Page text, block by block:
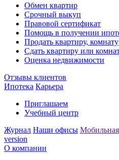
Обмен квартир
Срочный выкуп
Правовой сертификат
Помощь в получении
Продать квартиру, комнату
Сдать квартиру или
Оценка недвижимости
Отзывы клиентов
Ипотека Карьера
Приглашаем
Учебный центр
Журнал Наши офисы
version
О компании